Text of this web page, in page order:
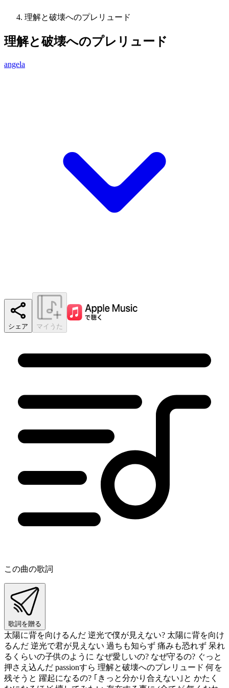
理解と破壊へのプレリュード
理解と破壊へのプレリュード
angela
シェア マイうた
この曲の歌詞
歌詞を贈る
太陽に背を向けるんだ 逆光で僕が見えない? 太陽に背を向け
るんだ 逆光で君が見えない 過ちも知らず 痛みも恐れず 呆れ
るくらいの子供のように なぜ愛しいの? なぜ守るの? ぐっと
押さえ込んだ passionすら 理解と破壊へのプレリュード 何を
残そうと 躍起になるの? ｢きっと分かり合えない｣と かたく